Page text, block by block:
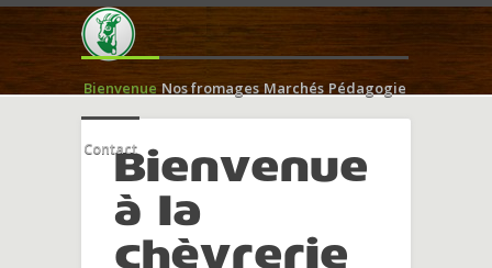
Bienvenue Nos fromages Marchés Pédagogie
ContactBienvenue
à la
chèvrerie